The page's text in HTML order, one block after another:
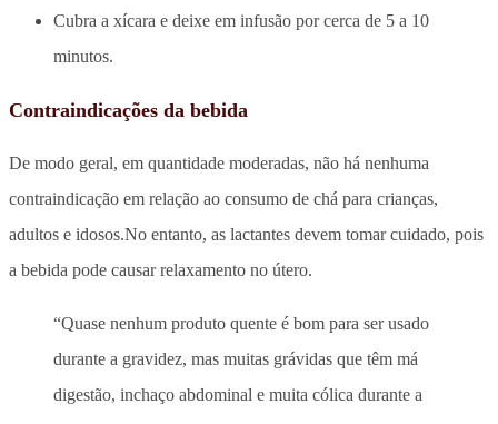
Cubra a xícara e deixe em infusão por cerca de 5 a 10
minutos.
Contraindicações da bebida
De modo geral, em quantidade moderadas, não há nenhuma
contraindicação em relação ao consumo de chá para crianças,
adultos e idosos.No entanto, as lactantes devem tomar cuidado, pois
a bebida pode causar relaxamento no útero.
“Quase nenhum produto quente é bom para ser usado
durante a gravidez, mas muitas grávidas que têm má
digestão, inchaço abdominal e muita cólica durante a